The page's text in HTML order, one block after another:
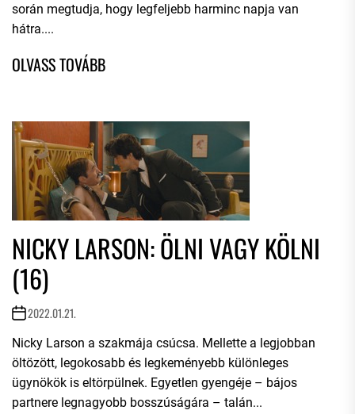
során megtudja, hogy legfeljebb harminc napja van
hátra....
NICKY LARSON: ÖLNI VAGY KÖLNI
(16)
2022.01.21.
Nicky Larson a szakmája csúcsa. Mellette a legjobban
öltözött, legokosabb és legkeményebb különleges
ügynökök is eltörpülnek. Egyetlen gyengéje – bájos
partnere legnagyobb bosszúságára – talán...